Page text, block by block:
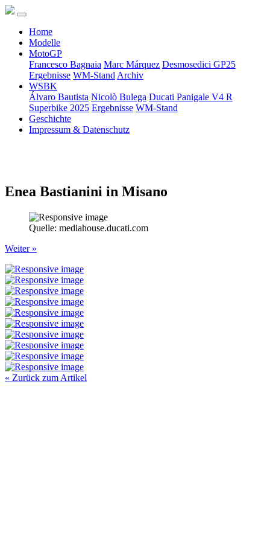
Home
Modelle
MotoGP
Francesco Bagnaia Marc Márquez Desmosedici GP25
Ergebnisse WM-Stand Archiv
WSBK
Álvaro Bautista Nicolò Bulega Ducati Panigale V4 R
Superbike 2025 Ergebnisse WM-Stand
Geschichte
Impressum & Datenschutz
Enea Bastianini in Misano
Quelle: mediahouse.ducati.com
Weiter »
« Zurück zum Artikel